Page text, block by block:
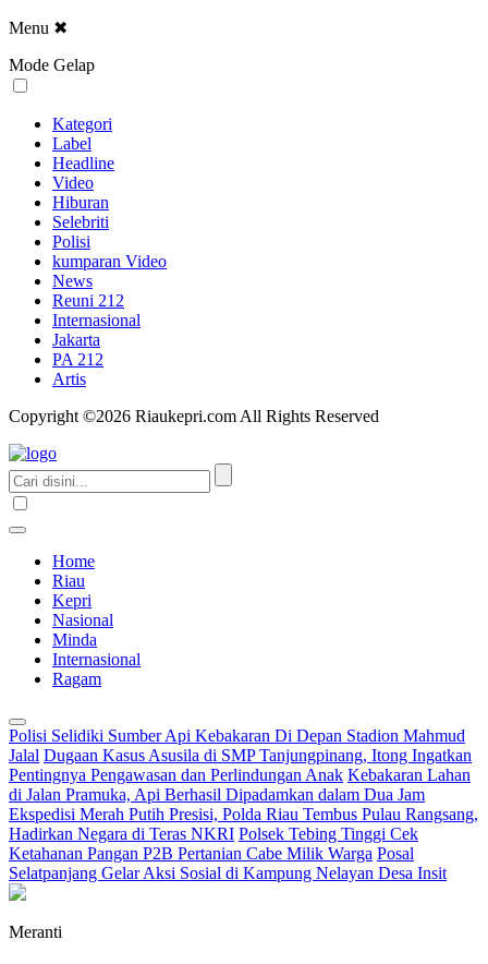
Menu ✖
Mode Gelap
Kategori
Label
Headline
Video
Hiburan
Selebriti
Polisi
kumparan Video
News
Reuni 212
Internasional
Jakarta
PA 212
Artis
Copyright ©2026 Riaukepri.com All Rights Reserved
Home
Riau
Kepri
Nasional
Minda
Internasional
Ragam
Polisi Selidiki Sumber Api Kebakaran Di Depan Stadion Mahmud
Jalal Dugaan Kasus Asusila di SMP Tanjungpinang, Itong Ingatkan
Pentingnya Pengawasan dan Perlindungan Anak Kebakaran Lahan
di Jalan Pramuka, Api Berhasil Dipadamkan dalam Dua Jam
Ekspedisi Merah Putih Presisi, Polda Riau Tembus Pulau Rangsang,
Hadirkan Negara di Teras NKRI Polsek Tebing Tinggi Cek
Ketahanan Pangan P2B Pertanian Cabe Milik Warga Posal
Selatpanjang Gelar Aksi Sosial di Kampung Nelayan Desa Insit
Meranti